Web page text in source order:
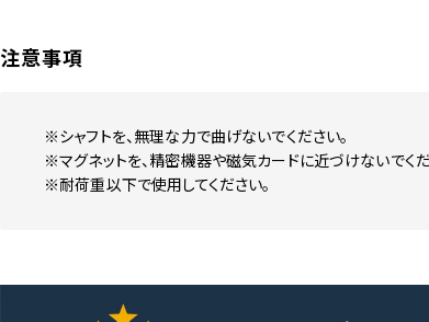
注意事項
※シャフトを、無理な力で曲げないでください。
※マグネットを、精密機器や磁気カードに近づけないでくだ
※耐荷重以下で使用してください。